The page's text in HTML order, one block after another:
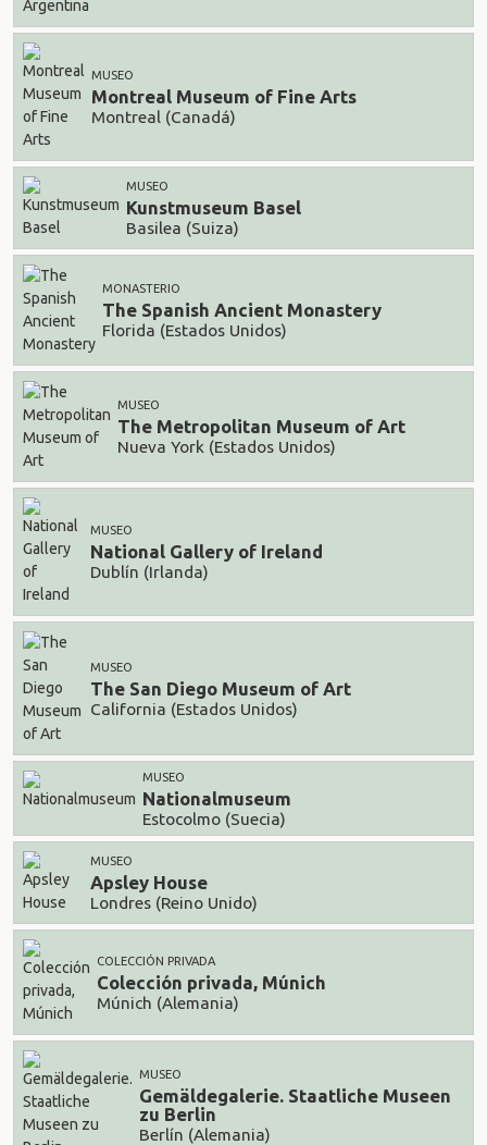
MUSEO
Montreal Museum of Fine Arts
Montreal (Canadá)
MUSEO
Kunstmuseum Basel
Basilea (Suiza)
MONASTERIO
The Spanish Ancient Monastery
Florida (Estados Unidos)
MUSEO
The Metropolitan Museum of Art
Nueva York (Estados Unidos)
MUSEO
National Gallery of Ireland
Dublín (Irlanda)
MUSEO
The San Diego Museum of Art
California (Estados Unidos)
MUSEO
Nationalmuseum
Estocolmo (Suecia)
MUSEO
Apsley House
Londres (Reino Unido)
COLECCIÓN PRIVADA
Colección privada, Múnich
Múnich (Alemania)
MUSEO
Gemäldegalerie. Staatliche Museen
zu Berlin
Berlín (Alemania)